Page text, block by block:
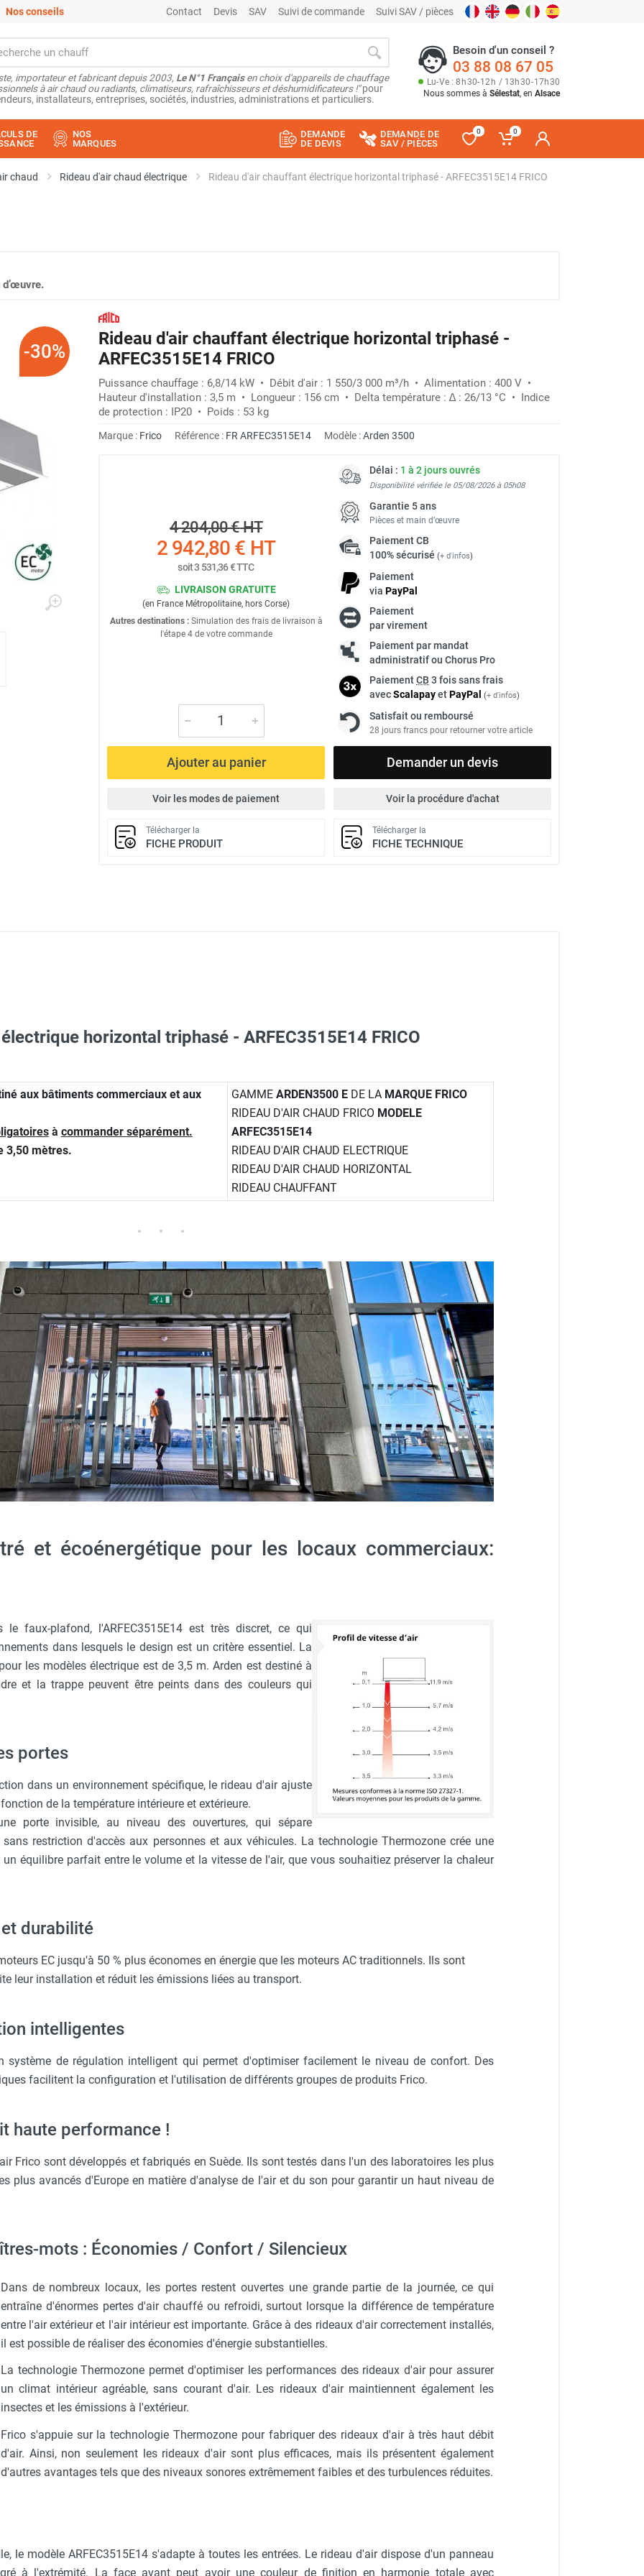
Nos conseils Contact Devis SAV Suivi de commande Suivi SAV / pièces
importateur et fabricant depuis 2003, Le N°1 Françaisen choix d'appareils de chauffage
à air chaud ou radiants, climatiseurs, rafraîchisseurs et déshumidificateurs !"pour
installateurs, entreprises, sociétés, industries, administrations et particuliers.
Besoin d'un conseil ?
03 88 08 67 05
Lu-Ve : 8h30-12h / 13h30-17h30
Nous sommes à Sélestat, en Alsace
DE
NOS
MARQUES
DEMANDE
DE DEVIS
DEMANDE DE
SAV / PIÈCES
0 0
chaud Rideau d'air chaud électrique Rideau d'air chauffant électrique horizontal triphasé - ARFEC3515E14 FRICO
-30% -30%
Rideau d'air chauffant électrique horizontal triphasé -
ARFEC3515E14 FRICO
Puissance chauffage : 6,8/14 kW • Débit d'air : 1 550/3 000 m³/h • Alimentation : 400 V •
Hauteur d'installation : 3,5 m • Longueur : 156 cm • Delta température : ∆ : 26/13 °C • Indice
de protection : IP20 • Poids : 53 kg
Marque : Frico Référence : FR ARFEC3515E14 Modèle :Arden 3500
4 204,00 €HT
2 942,80 € HT
soit3 531,36 €TTC
LIVRAISON GRATUITE
(en France Métropolitaine, hors Corse)
Autres destinations :Simulation des frais de livraison à
l'étape 4 de votre commande
Délai : 1 à 2 jours ouvrés
Disponibilité vérifiée le 05/08/2026 à 05h08
Garantie 5 ans
Pièces et main d’œuvre
PaiementCB
100% sécurisé (+ d'infos)
Paiement
via PayPal
Paiement
par virement
Paiement par mandat
administratif ou Chorus Pro
PaiementCB 3 fois sans frais
avecScalapayetPayPal (+ d'infos)
Satisfait ou remboursé
28 jours francs pour retourner votre article
Ajouter au panier Demander un devis
Voir les modes de paiement Voir la procédure d'achat
Télécharger la
FICHE PRODUIT
Télécharger la
FICHE TECHNIQUE
10m - FCBC10 - FRICO
déportée - FCRTX - FRICO
pour tiges filetées - PA34CB15 - FRICO
à fournir à la commande - ROPCOUL150 - FRICO
XL - HUSQVARNA
protège-menton Smartguard PE 10H - HUSQVARNA
L - HUSQVARNA
horizontal triphasé - ARFEC3515E14 FRICO
aux bâtiments commerciaux et aux
à commander séparément.
3,50 mètres.
GAMME ARDEN3500 E DE LA MARQUE FRICO
RIDEAU D'AIR CHAUD FRICO MODELE
ARFEC3515E14
RIDEAU D'AIR CHAUD ELECTRIQUE
RIDEAU D'AIR CHAUD HORIZONTAL
RIDEAU CHAUFFANT
et écoénergétique pour les locaux commerciaux:
faux-plafond, l'ARFEC3515E14 est très discret, ce qui
dans lesquels le design est un critère essentiel. La
les modèles électrique est de 3,5 m. Arden est destiné à
et la trappe peuvent être peints dans des couleurs qui
portes
dans un environnement spécifique, le rideau d'air ajuste
de la température intérieure et extérieure.
porte invisible, au niveau des ouvertures, qui sépare
restriction d'accès aux personnes et aux véhicules. La technologie Thermozone crée une
équilibre parfait entre le volume et la vitesse de l'air, que vous souhaitiez préserver la chaleur
durabilité
EC jusqu'à 50 % plus économes en énergie que les moteurs AC traditionnels. Ils sont
leur installation et réduit les émissions liées au transport.
intelligentes
système de régulation intelligent qui permet d'optimiser facilement le niveau de confort. Des
facilitent la configuration et l'utilisation de différents groupes de produits Frico.
haute performance !
Frico sont développés et fabriqués en Suède. Ils sont testés dans l'un des laboratoires les plus
plus avancés d'Europe en matière d'analyse de l'air et du son pour garantir un haut niveau de
mots : Économies / Confort / Silencieux
Dans de nombreux locaux, les portes restent ouvertes une grande partie de la journée, ce qui
entraîne d'énormes pertes d'air chauffé ou refroidi, surtout lorsque la différence de température
entre l'air extérieur et l'air intérieur est importante. Grâce à des rideaux d'air correctement installés,
il est possible de réaliser des économies d'énergie substantielles.
La technologie Thermozone permet d'optimiser les performances des rideaux d'air pour assurer
un climat intérieur agréable, sans courant d'air. Les rideaux d'air maintiennent également les
insectes et les émissions à l'extérieur.
Frico s'appuie sur la technologie Thermozone pour fabriquer des rideaux d'air à très haut débit
d'air. Ainsi, non seulement les rideaux d'air sont plus efficaces, mais ils présentent également
d'autres avantages tels que des niveaux sonores extrêmement faibles et des turbulences réduites.
le modèle ARFEC3515E14 s'adapte à toutes les entrées. Le rideau d'air dispose d'un panneau
à l'extrémité. La face avant peut avoir une couleur de finition en harmonie totale avec